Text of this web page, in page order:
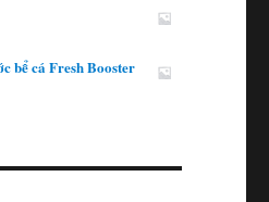
bể cá Fresh Booster